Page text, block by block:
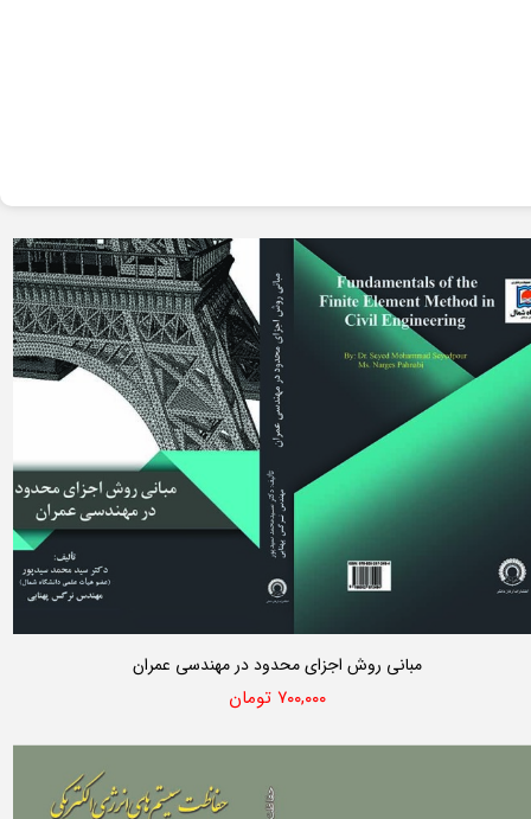
مبانی روش اجزای محدود در مهندسی عمران
۷۰۰,۰۰۰ تومان